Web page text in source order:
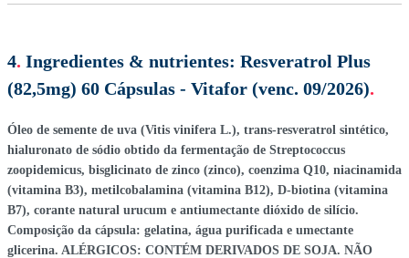
4. Ingredientes & nutrientes: Resveratrol Plus
(82,5mg) 60 Cápsulas - Vitafor (venc. 09/2026).
Óleo de semente de uva (Vitis vinifera L.), trans-resveratrol sintético,
hialuronato de sódio obtido da fermentação de Streptococcus
zoopidemicus, bisglicinato de zinco (zinco), coenzima Q10, niacinamida
(vitamina B3), metilcobalamina (vitamina B12), D-biotina (vitamina
B7), corante natural urucum e antiumectante dióxido de silício.
Composição da cápsula: gelatina, água purificada e umectante
glicerina. ALÉRGICOS: CONTÉM DERIVADOS DE SOJA. NÃO